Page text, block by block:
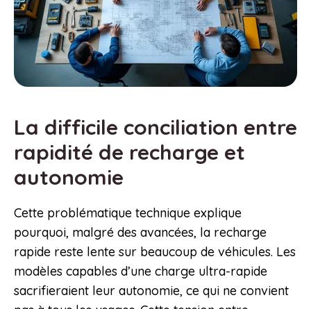
La difficile conciliation entre
rapidité de recharge et
autonomie
Cette problématique technique explique
pourquoi, malgré des avancées, la recharge
rapide reste lente sur beaucoup de véhicules. Les
modèles capables d’une charge ultra-rapide
sacrifieraient leur autonomie, ce qui ne convient